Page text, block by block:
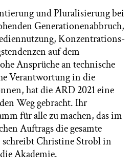
und Pluralisierung bei
Generationenabbruch,
Konzentrations-
auf dem
Ansprüche an technische
Verantwortung in die
hat die ARD 2021 eine
Weg gebracht. Ihr
für alle zu machen, das im
Auftrags die gesamte
schreibt Christine Strobl in
Akademie.